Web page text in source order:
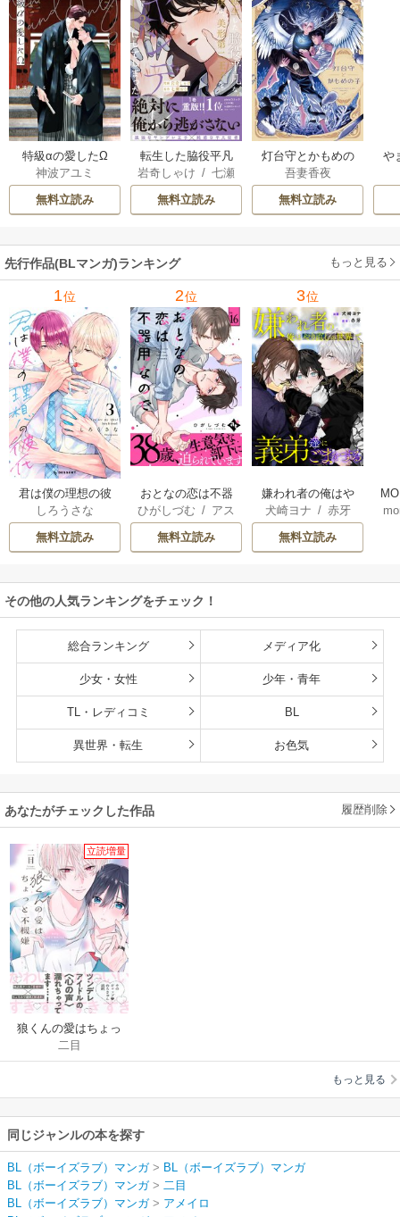
特級αの愛したΩ
神波アユミ
無料立読み
転生した脇役平凡
な僕は、美形第二
王子をヤンデレに
してしまった【シ
岩奇しゃけ /七瀬
おむ
無料立読み
灯台守とかもめの
子
吾妻香夜
無料立読み
や
先行作品(BLマンガ)ランキング もっと見る
1位
君は僕の理想の彼
氏
しろうさな
無料立読み
2位
おとなの恋は不器
用なので
ひがしづむ / アス
ティル編集部
無料立読み
3位
嫌われ者の俺はや
り直しの世界で義
弟達にごまをする
（分冊版）
犬崎ヨナ / 赤牙
無料立読み
その他の人気ランキングをチェック！
総合ランキング メディア化
少女・女性 少年・青年
TL・レディコミ BL
異世界・転生 お色気
あなたがチェックした作品 履歴削除
立読増量
狼くんの愛はちょっ
と不機嫌【単行本
版】
二目
もっと見る
同じジャンルの本を探す
BL（ボーイズラブ）マンガ> BL（ボーイズラブ）マンガ
BL（ボーイズラブ）マンガ> 二目
BL（ボーイズラブ）マンガ> アメイロ